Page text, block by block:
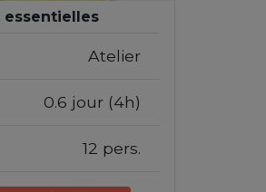
essentielles
Atelier
0.6 jour (4h)
12 pers.